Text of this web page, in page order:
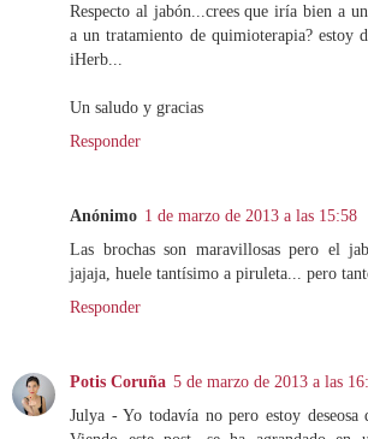
Respecto al jabón...crees que iría bien a
a un tratamiento de quimioterapia? estoy
iHerb...
Un saludo y gracias
Responder
Anónimo 1 de marzo de 2013 a las 15:58
Las brochas son maravillosas pero el
jajaja, huele tantísimo a piruleta... pero
Responder
Potis Coruña 5 de marzo de 2013 a las
Julya - Yo todavía no pero estoy deseosa